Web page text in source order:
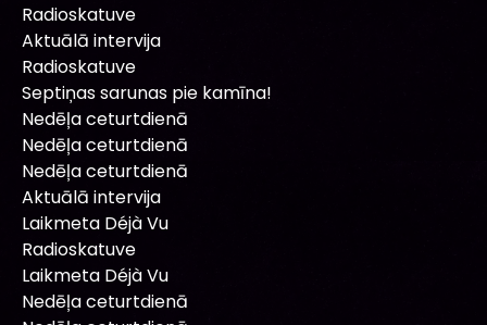
Radioskatuve
Aktuālā intervija
Radioskatuve
Septiņas sarunas pie kamīna!
Nedēļa ceturtdienā
Nedēļa ceturtdienā
Nedēļa ceturtdienā
Aktuālā intervija
Laikmeta Déjà Vu
Radioskatuve
Laikmeta Déjà Vu
Nedēļa ceturtdienā